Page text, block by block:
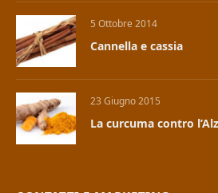
5 Ottobre 2014
Cannella e cassia
23 Giugno 2015
La curcuma contro